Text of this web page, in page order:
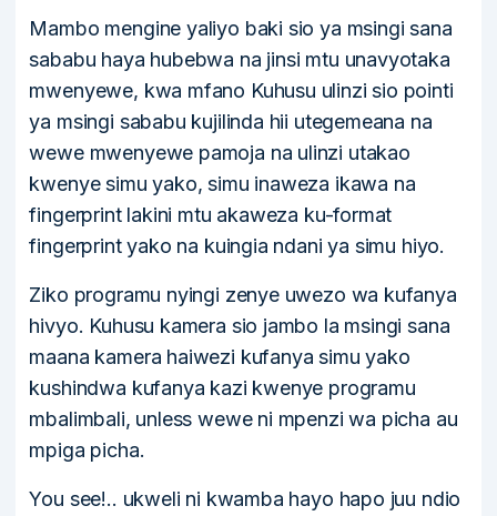
Mambo mengine yaliyo baki sio ya msingi sana
sababu haya hubebwa na jinsi mtu unavyotaka
mwenyewe, kwa mfano Kuhusu ulinzi sio pointi
ya msingi sababu kujilinda hii utegemeana na
wewe mwenyewe pamoja na ulinzi utakao
kwenye simu yako, simu inaweza ikawa na
fingerprint lakini mtu akaweza ku-format
fingerprint yako na kuingia ndani ya simu hiyo.
Ziko programu nyingi zenye uwezo wa kufanya
hivyo. Kuhusu kamera sio jambo la msingi sana
maana kamera haiwezi kufanya simu yako
kushindwa kufanya kazi kwenye programu
mbalimbali, unless wewe ni mpenzi wa picha au
mpiga picha.
You see!.. ukweli ni kwamba hayo hapo juu ndio